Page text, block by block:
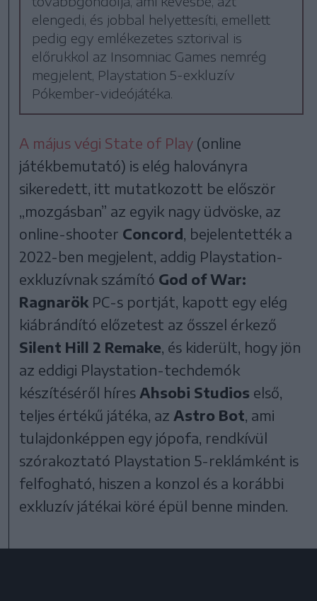
elengedi, és jobbal helyettesíti, emellett
pedig egy emlékezetes sztorival is
előrukkol az Insomniac Games nemrég
megjelent, Playstation 5-exkluzív
Pókember-videójátéka.
A május végi State of Play (online
játékbemutató) is elég haloványra
sikeredett, itt mutatkozott be először
„mozgásban” az egyik nagy üdvöske, az
online-shooter Concord, bejelentették a
2022-ben megjelent, addig Playstation-
exkluzívnak számító God of War:
Ragnarök PC-s portját, kapott egy elég
kiábrándító előzetest az ősszel érkező
Silent Hill 2 Remake, és kiderült, hogy jön
az eddigi Playstation-techdemók
készítéséről híres Ahsobi Studios első,
teljes értékű játéka, az Astro Bot, ami
tulajdonképpen egy jópofa, rendkívül
szórakoztató Playstation 5-reklámként is
felfogható, hiszen a konzol és a korábbi
exkluzív játékai köré épül benne minden.